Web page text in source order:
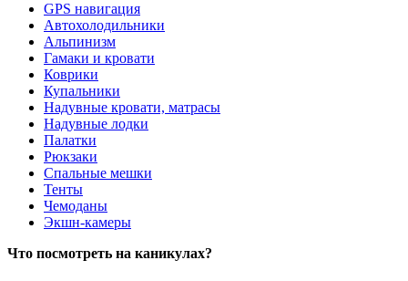
GPS навигация
Автохолодильники
Альпинизм
Гамаки и кровати
Коврики
Купальники
Надувные кровати, матрасы
Надувные лодки
Палатки
Рюкзаки
Спальные мешки
Тенты
Чемоданы
Экшн-камеры
Что посмотреть на каникулах?